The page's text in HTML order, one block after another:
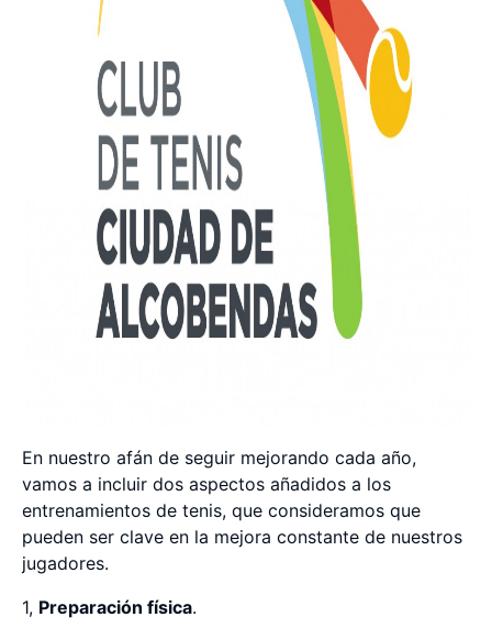
En nuestro afán de seguir mejorando cada año,
vamos a incluir dos aspectos añadidos a los
entrenamientos de tenis, que consideramos que
pueden ser clave en la mejora constante de nuestros
jugadores.
1, Preparación física.